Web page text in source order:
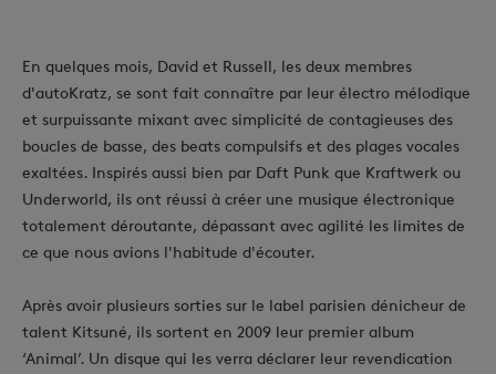
En quelques mois, David et Russell, les deux membres
d'autoKratz, se sont fait connaître par leur électro mélodique
et surpuissante mixant avec simplicité de contagieuses des
boucles de basse, des beats compulsifs et des plages vocales
exaltées. Inspirés aussi bien par Daft Punk que Kraftwerk ou
Underworld, ils ont réussi à créer une musique électronique
totalement déroutante, dépassant avec agilité les limites de
ce que nous avions l'habitude d'écouter.
Après avoir plusieurs sorties sur le label parisien dénicheur de
talent Kitsuné, ils sortent en 2009 leur premier album
‘Animal’. Un disque qui les verra déclarer leur revendication